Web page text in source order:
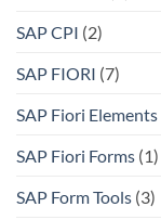
SAP CPI (2)
SAP FIORI (7)
SAP Fiori Elements
SAP Fiori Forms (1)
SAP Form Tools (3)